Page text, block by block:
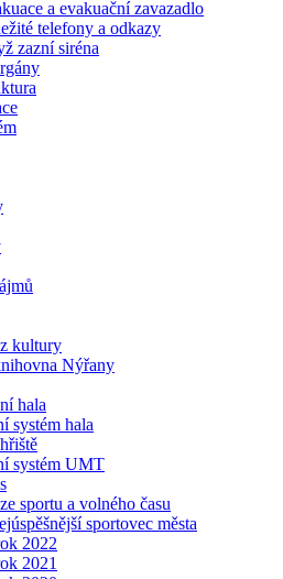
a evakuační zavazadlo
telefony a odkazy
zazní siréna
kultury
Nýřany
hala
systém hala
systém UMT
sportu a volného času
sportovec města
2022
2021